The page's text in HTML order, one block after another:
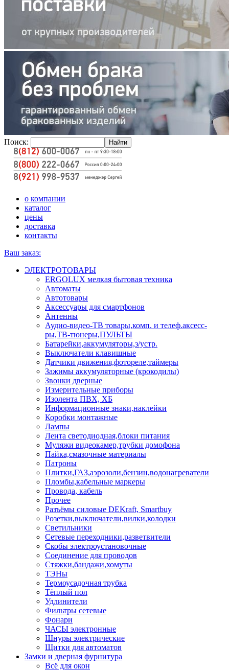
Поиск:
о компании
каталог
цены
доставка
контакты
Ваш заказ:
ЭЛЕКТРОТОВАРЫ
ERGOLUX мелкая бытовая техника
Автоматы
Автотовары
Аксессуары для смартфонов
Антенны
Аудио-видео-ТВ товары,комп. и телеф.аксесс-
ры,ТВ-тюнеры,ПУЛЬТЫ
Батарейки,аккумуляторы,з/устр.
Выключатели клавишные
Датчики движения,фотореле,таймеры
Зажимы аккумуляторные (крокодилы)
Звонки дверные
Измерительные приборы
Изолента ПВХ, ХБ
Информационные знаки,наклейки
Коробки монтажные
Лампы
Лента светодиодная,блоки питания
Муляжи видеокамер,трубки домофона
Пайка,смазочные материалы
Патроны
Плитки,ГАЗ,аэрозоли,бензин,водонагреватели
Пломбы,кабельные маркеры
Провода, кабель
Прочее
Разъёмы силовые DEKraft, Smartbuy
Розетки,выключатели,вилки,колодки
Светильники
Сетевые переходники,разветвители
Скобы электроустановочные
Соединение для проводов
Стяжки,бандажи,хомуты
ТЭНы
Термоусадочная трубка
Тёплый пол
Удлинители
Фильтры сетевые
Фонари
ЧАСЫ электронные
Шнуры электрические
Щитки для автоматов
Замки и дверная фурнитура
Всё для окон